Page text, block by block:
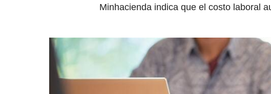
Minhacienda indica que el costo laboral